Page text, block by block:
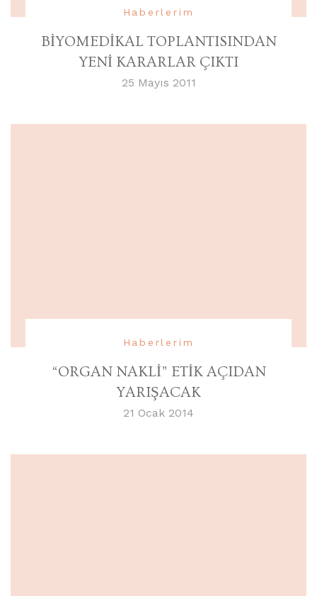
Haberlerim
BİYOMEDİKAL TOPLANTISINDAN
YENİ KARARLAR ÇIKTI
25 Mayıs 2011
Haberlerim
“ORGAN NAKLİ” ETİK AÇIDAN
YARIŞACAK
21 Ocak 2014